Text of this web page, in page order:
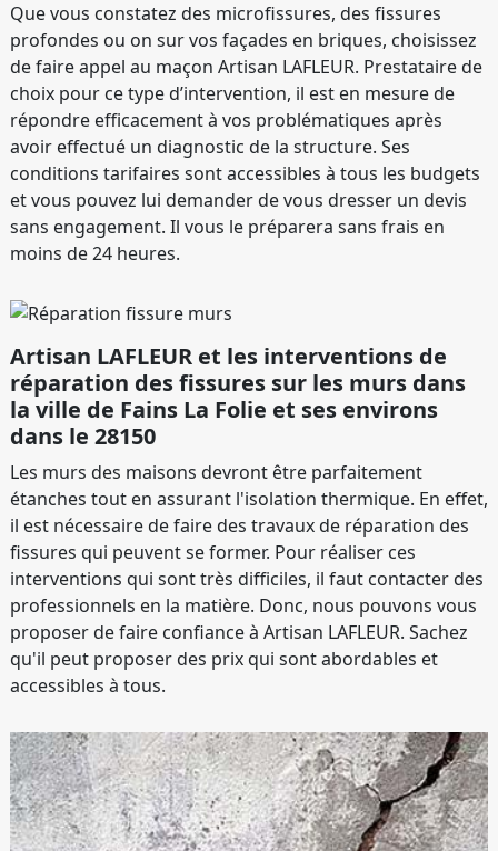
Que vous constatez des microfissures, des fissures
profondes ou on sur vos façades en briques, choisissez
de faire appel au maçon Artisan LAFLEUR. Prestataire de
choix pour ce type d’intervention, il est en mesure de
répondre efficacement à vos problématiques après
avoir effectué un diagnostic de la structure. Ses
conditions tarifaires sont accessibles à tous les budgets
et vous pouvez lui demander de vous dresser un devis
sans engagement. Il vous le préparera sans frais en
moins de 24 heures.
Artisan LAFLEUR et les interventions de
réparation des fissures sur les murs dans
la ville de Fains La Folie et ses environs
dans le 28150
Les murs des maisons devront être parfaitement
étanches tout en assurant l'isolation thermique. En effet,
il est nécessaire de faire des travaux de réparation des
fissures qui peuvent se former. Pour réaliser ces
interventions qui sont très difficiles, il faut contacter des
professionnels en la matière. Donc, nous pouvons vous
proposer de faire confiance à Artisan LAFLEUR. Sachez
qu'il peut proposer des prix qui sont abordables et
accessibles à tous.